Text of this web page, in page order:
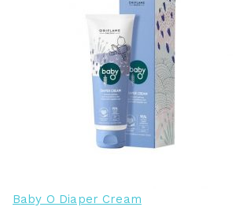
Baby O Diaper Cream